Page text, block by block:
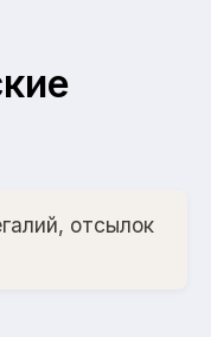
отсылок